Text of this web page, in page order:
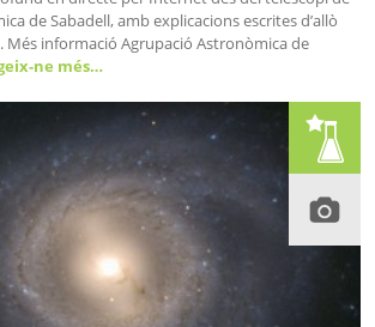
de Sabadell, amb explicacions escrites d’allò
Més informació Agrupació Astronòmica de
ne més…